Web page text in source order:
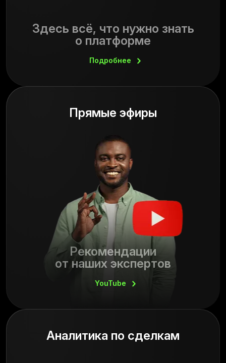
Здесь всё, что нужно знать
о платформе
Подробнее
Прямые эфиры
Рекомендации
от наших экспертов
YouTube
Аналитика по сделкам